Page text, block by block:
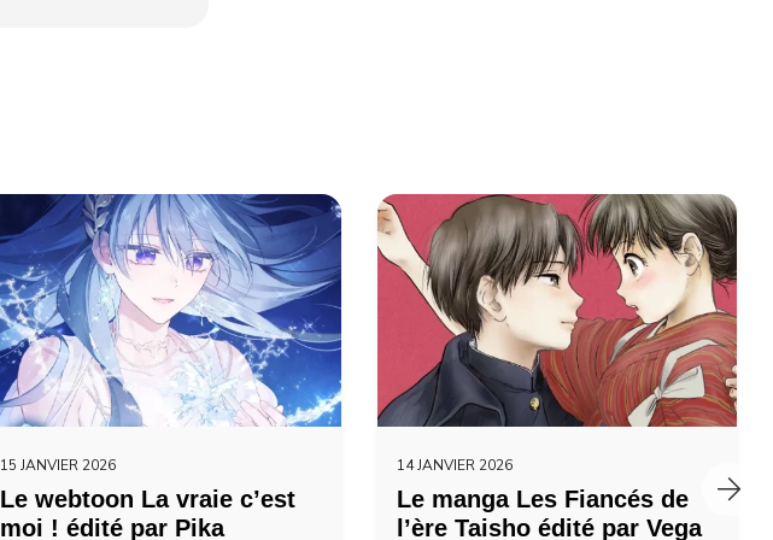
15 JANVIER 2026
Le webtoon La vraie c’est
moi ! édité par Pika
14 JANVIER 2026
Le manga Les Fiancés de
l’ère Taisho édité par Vega